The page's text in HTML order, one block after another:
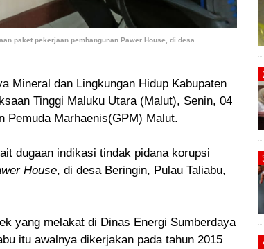
paket pekerjaan pembangunan Pawer House, di desa
Mineral dan Lingkungan Hidup Kabupaten
Tinggi Maluku Utara (Malut), Senin, 04
Pemuda Marhaenis(GPM) Malut.
dugaan indikasi tindak pidana korupsi
House, di desa Beringin, Pulau Taliabu,
yang melakat di Dinas Energi Sumberdaya
itu awalnya dikerjakan pada tahun 2015